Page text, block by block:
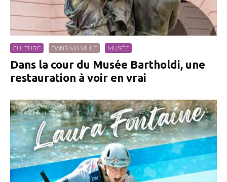
CULTURE DANS MA VILLE MUSÉE
Dans la cour du Musée Bartholdi, une
restauration à voir en vrai